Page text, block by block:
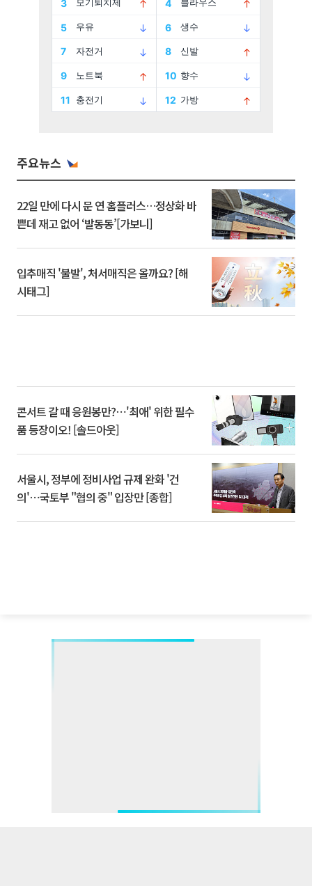
주요뉴스
22일 만에 다시 문 연 홈플러스…정상화 바
쁜데 재고 없어 ‘발동동’[가보니]
입추매직 '불발', 처서매직은 올까요? [해
시태그]
콘서트 갈 때 응원봉만?⋯'최애' 위한 필수
품 등장이오! [솔드아웃]
서울시, 정부에 정비사업 규제 완화 '건
의'⋯국토부 "협의 중" 입장만 [종합]